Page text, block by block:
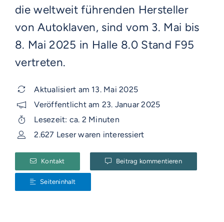
die weltweit führenden Hersteller
von Autoklaven, sind vom 3. Mai bis
8. Mai 2025 in Halle 8.0 Stand F95
vertreten.
Aktualisiert am 13. Mai 2025
Veröffentlicht am 23. Januar 2025
Lesezeit: ca. 2 Minuten
2.627 Leser waren interessiert
Kontakt Beitrag kommentieren
Seiteninhalt